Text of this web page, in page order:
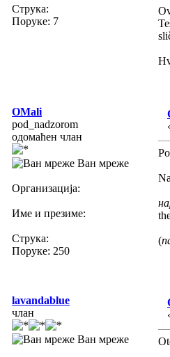
Струка:
Поруке: 7
OMali
pod_nadzorom
одомаћен члан
Ван мреже
Организација:
Име и презиме:
Струка:
Поруке: 250
(
lavandablue
члан
Ван мреже